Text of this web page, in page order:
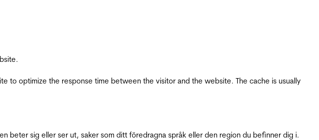
to optimize the response time between the visitor and the website. The cache is usually
beter sig eller ser ut, saker som ditt föredragna språk eller den region du befinner dig i.